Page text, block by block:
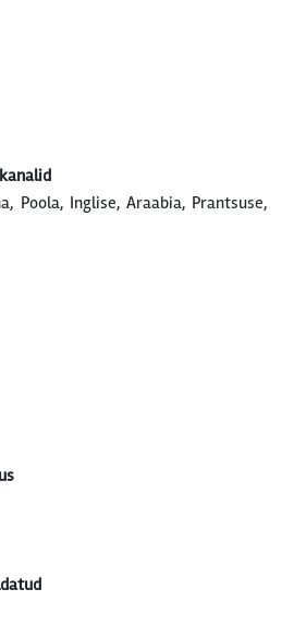
Poola, Inglise, Araabia, Prantsuse,